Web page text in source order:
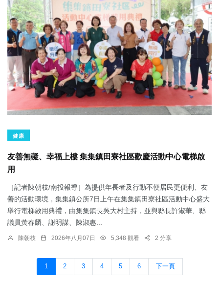
健康
友善無礙、幸福上樓 集集鎮田寮社區歡慶活動中心電梯啟
用
［記者陳朝枝/南投報導］為提供年長者及行動不便居民更便利、友
善的活動環境，集集鎮公所7日上午在集集鎮田寮社區活動中心盛大
舉行電梯啟用典禮，由集集鎮長吳大村主持，並與縣長許淑華、縣
議員黃春麟、謝明謀、陳淑惠...
陳朝枝 2026年八月07日 5,348 觀看 2 分享
1 2 3 4 5 6 下一頁